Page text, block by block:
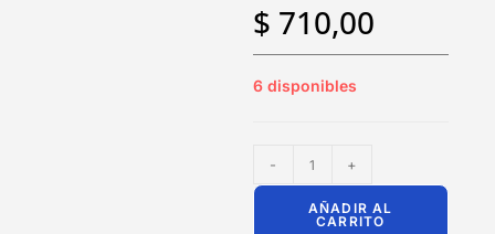
$ 710,00
6 disponibles
- +
AÑADIR AL
CARRITO